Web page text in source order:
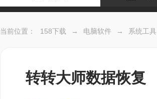
当前位置： 158下载 → 电脑软件 → 系统工具
转转大师数据恢复